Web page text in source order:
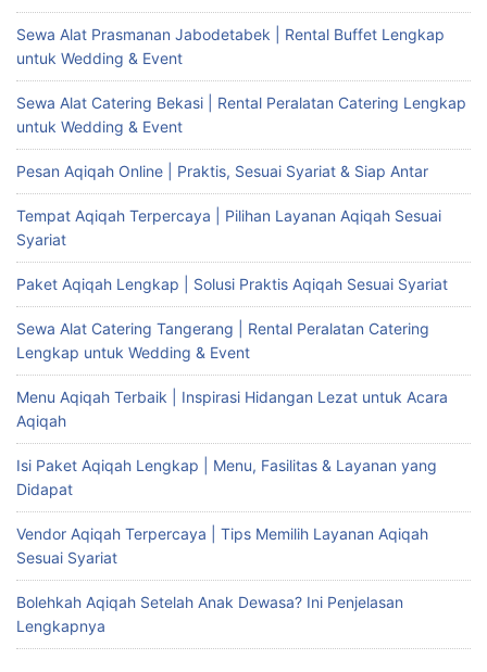
Sewa Alat Prasmanan Jabodetabek | Rental Buffet Lengkap
untuk Wedding & Event
Sewa Alat Catering Bekasi | Rental Peralatan Catering Lengkap
untuk Wedding & Event
Pesan Aqiqah Online | Praktis, Sesuai Syariat & Siap Antar
Tempat Aqiqah Terpercaya | Pilihan Layanan Aqiqah Sesuai
Syariat
Paket Aqiqah Lengkap | Solusi Praktis Aqiqah Sesuai Syariat
Sewa Alat Catering Tangerang | Rental Peralatan Catering
Lengkap untuk Wedding & Event
Menu Aqiqah Terbaik | Inspirasi Hidangan Lezat untuk Acara
Aqiqah
Isi Paket Aqiqah Lengkap | Menu, Fasilitas & Layanan yang
Didapat
Vendor Aqiqah Terpercaya | Tips Memilih Layanan Aqiqah
Sesuai Syariat
Bolehkah Aqiqah Setelah Anak Dewasa? Ini Penjelasan
Lengkapnya